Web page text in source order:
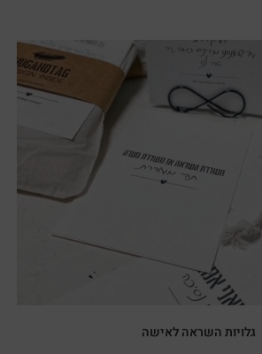
גלויות השראה לאישה